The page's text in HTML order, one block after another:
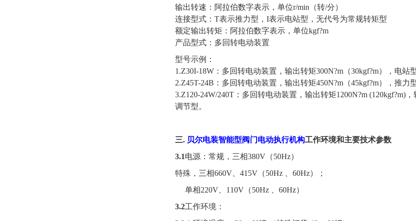
输出转速：阿拉伯数字表示，单位r/min（转/分）
连接型式：T表示推力型，I表示电站型，无代号为常规转矩型
额定输出转矩：阿拉伯数字表示，单位kgf?m
产品型式：多回转电动装置
型号示例：
1.Z30I-18W：多回转电动装置，输出转矩300N?m（30kgf?m），电站
2.Z45T-24B：多回转电动装置，输出转矩450N?m（45kgf?m），推力
3.Z120-24W/240T：多回转电动装置，输出转矩1200N?m (120kgf?m)
调节型。
三. 贝尔电装智能型阀门电动执行机构工作环境和主要技术参数
3.1电源：常规，三相380V（50Hz）
特殊，三相660V、415V（50Hz 、60Hz）；
单相220V、110V（50Hz 、60Hz）
3.2工作环境：